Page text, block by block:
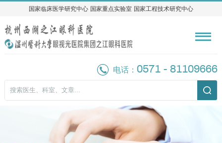
国家临床医学研究中心 国家重点实验室 国家工程技术研究中心
国家临床医学研究中心 国家重点实验室 国家工程技术研究中心
电话：0571 - 81109666